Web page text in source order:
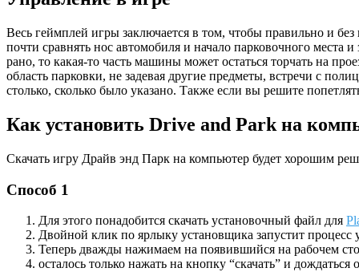
Весь геймплей игры заключается в том, чтобы правильно и
почти сравнять нос автомобиля и начало парковочного
рано, то какая-то часть машины может остаться торчать на
область парковки, не задевая другие предметы, встречи с
столько, сколько было указано. Также если вы решите
Как установить Drive and Park на
Скачать игру Драйв энд Парк на компьютер будет хорошим
Способ 1
Для этого понадобится скачать установочный файл для
Двойной клик по ярлыку установщика запустит процесс
Теперь дважды нажимаем на появившийся на рабочем
осталось только нажать на кнопку “скачать” и